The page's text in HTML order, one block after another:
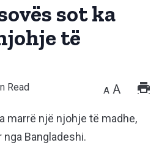
sot ka
të
Read A A
marrë një njohje të madhe,
Bangladeshi.